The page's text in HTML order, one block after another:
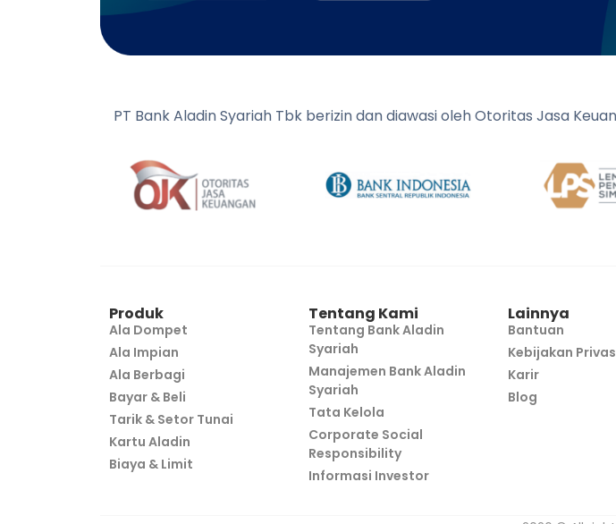
PT Bank Aladin Syariah Tbk berizin dan diawasi oleh Otoritas Jasa
Produk
Ala Dompet
Ala Impian
Ala Berbagi
Bayar & Beli
Tarik & Setor Tunai
Kartu Aladin
Biaya & Limit
Tentang Kami
Tentang Bank Aladin
Syariah
Manajemen Bank Aladin
Syariah
Tata Kelola
Corporate Social
Responsibility
Informasi Investor
Lainnya
Bantuan
Kebijakan
Karir
Blog